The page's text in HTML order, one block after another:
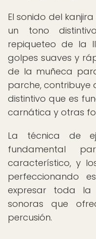
El sonido del
un tono
repiqueteo de la
golpes suaves y
de la muñeca
parche, contribuye
distintivo que es
carnática y otras
La técnica de
fundamental
característico, y
perfeccionando
expresar toda la
sonoras que
percusión.